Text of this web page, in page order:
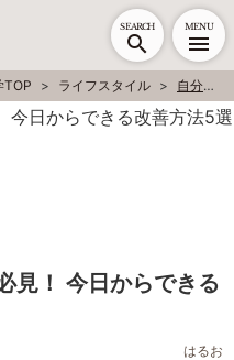
SEARCH MENU
TOP ライフスタイル 自分の意見が言えない人必見！ 今日からできる改善方法5選
見！ 今日からできる
はるお